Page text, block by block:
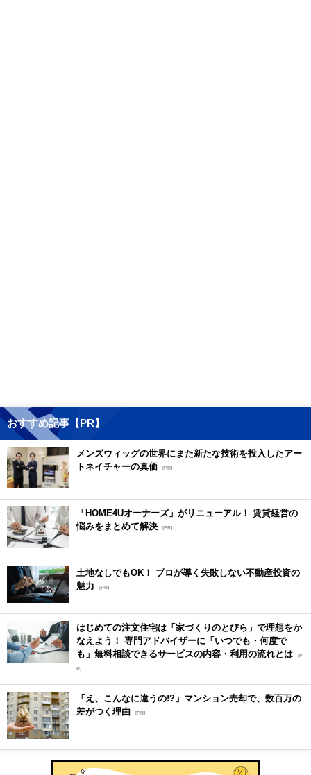
おすすめ記事【PR】
メンズウィッグの世界にまた新たな技術を投入したアー
トネイチャーの真価 [PR]
「HOME4Uオーナーズ」がリニューアル！ 賃貸経営の
悩みをまとめて解決 [PR]
土地なしでもOK！ プロが導く失敗しない不動産投資の
魅力
[PR]
はじめての注文住宅は「家づくりのとびら」で理想をか
なえよう！ 専門アドバイザーに「いつでも・何度で
も」無料相談できるサービスの内容・利用の流れとは [P
R]
「え、こんなに違うの!?」マンション売却で、数百万の
差がつく理由 [PR]